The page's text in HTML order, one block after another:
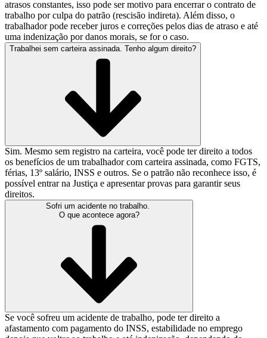
atrasos constantes, isso pode ser motivo para encerrar o contrato de
trabalho por culpa do patrão (rescisão indireta). Além disso, o
trabalhador pode receber juros e correções pelos dias de atraso e até
uma indenização por danos morais, se for o caso.
Trabalhei sem carteira assinada. Tenho algum direito?
Sim. Mesmo sem registro na carteira, você pode ter direito a todos
os benefícios de um trabalhador com carteira assinada, como FGTS,
férias, 13º salário, INSS e outros. Se o patrão não reconhece isso, é
possível entrar na Justiça e apresentar provas para garantir seus
direitos.
Sofri um acidente no trabalho.
O que acontece agora?
Se você sofreu um acidente de trabalho, pode ter direito a
afastamento com pagamento do INSS, estabilidade no emprego